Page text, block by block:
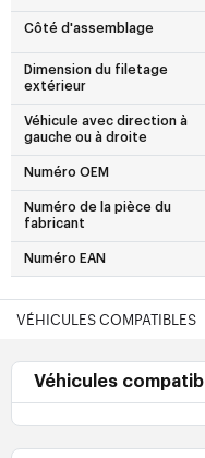
Côté d'assemblage
Dimension du filetage
extérieur
Véhicule avec direction à
gauche ou à droite
Numéro OEM
Numéro de la pièce du
fabricant
Numéro EAN
VÉHICULES COMPATIBLES
Véhicules